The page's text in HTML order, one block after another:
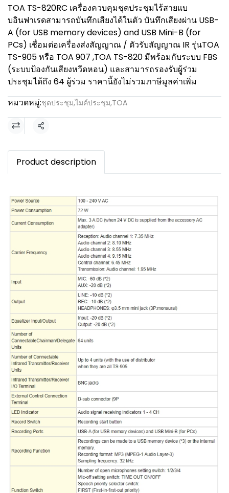
TOA TS-820RC เครื่องควบคุมชุดประชุมไร้สายแบ
บอินฟาเรดสามารถบันทึกเสียงได้ในตัว บันทึกเสียงผ่าน USB-
A (for USB memory devices) and USB Mini-B (for
PCs) เชื่อมต่อเครื่องส่งสัญญาณ / ตัวรับสัญญาณ IR รุ่นTOA
TS-905 หรือ TOA 907 ,TOA TS-820 มีพร้อมกับระบบ FBS
(ระบบป้องกันเสียงหวีดหอน) และสามารถรองรับผูู้ร่วม
ประชุมได้ถึง 64 ผู้ร่วม ราคานี้ยังไม่รวมภาษีมูลค่าเพิ่ม
หมวดหมู่:ชุดประชุม,ไมค์ประชุม,TOA
แชร์
Product description